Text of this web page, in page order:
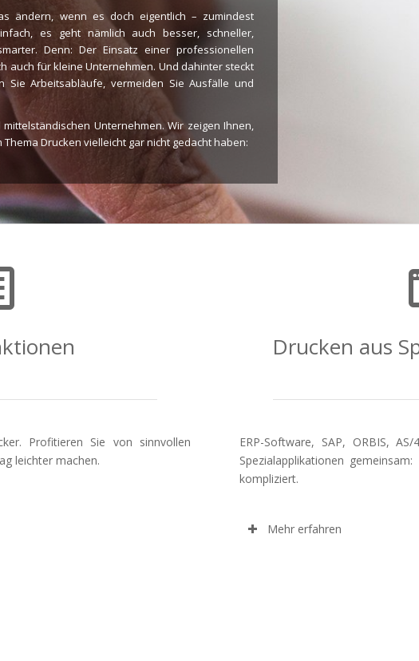
ändern, wenn es doch eigentlich – zumindest
es geht nämlich auch besser, schneller,
Denn: Der Einsatz einer professionellen
auch für kleine Unternehmen. Und dahinter steckt
Sie Arbeitsabläufe, vermeiden Sie Ausfälle und
Unternehmen. Wir zeigen Ihnen,
Drucken vielleicht gar nicht gedacht haben:
Profitieren Sie von sinnvollen
leichter machen.
Drucken aus
ERP-Software, SAP, ORBIS,
Spezialapplikationen
kompliziert.
Mehr erfahren